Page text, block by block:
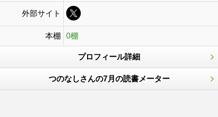
外部サイト
本棚 0棚
プロフィール詳細
つのなしさんの7月の読書メーター